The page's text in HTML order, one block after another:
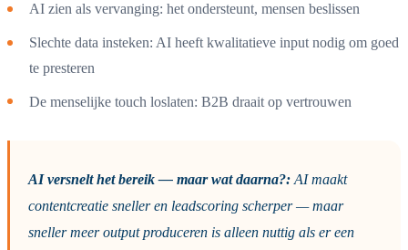
AI zien als vervanging: het ondersteunt, mensen beslissen
Slechte data insteken: AI heeft kwalitatieve input nodig om goed
te presteren
De menselijke touch loslaten: B2B draait op vertrouwen
AI versnelt het bereik — maar wat daarna?: AI maakt
contentcreatie sneller en leadscoring scherper — maar
sneller meer output produceren is alleen nuttig als er een